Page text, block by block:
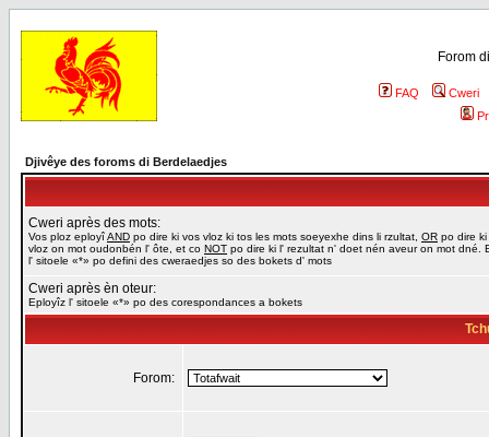
Forom
FAQ
Cweri
Djivêye des foroms di Berdelaedjes
Cweri après des mots:
Vos ploz eployîAND po dire ki vos vloz ki tos les mots soeyexhe dins li rzultat, OR po dire ki
vloz on mot oudonbén l' ôte, et co NOT po dire ki l' rezultat n' doet nén aveur on mot dné.
l' sitoele «*» po defini des cweraedjes so des bokets d' mots
Cweri après èn oteur:
Eployîz l' sitoele «*» po des corespondances a bokets
Forom: